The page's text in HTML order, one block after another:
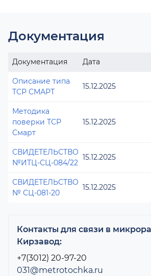
Документация
Документация Дата
Описание типа
ТСР СМАРТ
15.12.2025
Методика
поверки ТСР
Смарт
15.12.2025
СВИДЕТЕЛЬСТВО
№ИТЦ-СЦ-084/22
15.12.2025
СВИДЕТЕЛЬСТВО
№ СЦ-081-20
15.12.2025
Контакты для связи в
Кирзавод:
+7(3012) 20-97-20
031@metrotochka.ru